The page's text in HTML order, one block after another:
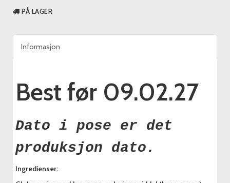
PÅ LAGER
Informasjon
Best før 09.02.27
Dato i pose er det
produksjon dato.
Ingredienser: